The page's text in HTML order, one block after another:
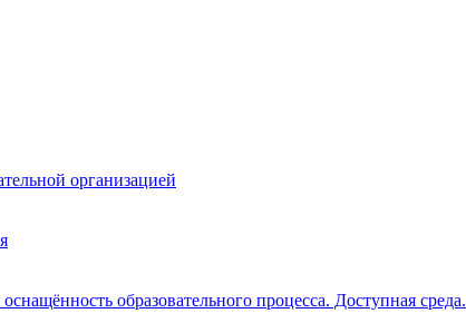
организацией
образовательного процесса. Доступная среда.